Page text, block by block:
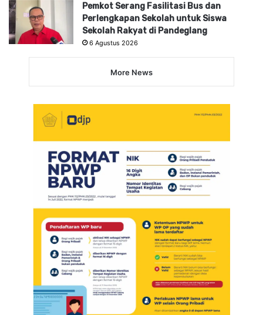
Pemkot Serang Fasilitasi Bus dan
Perlengkapan Sekolah untuk Siswa
Sekolah Rakyat di Pandeglang
6 Agustus 2026
More News